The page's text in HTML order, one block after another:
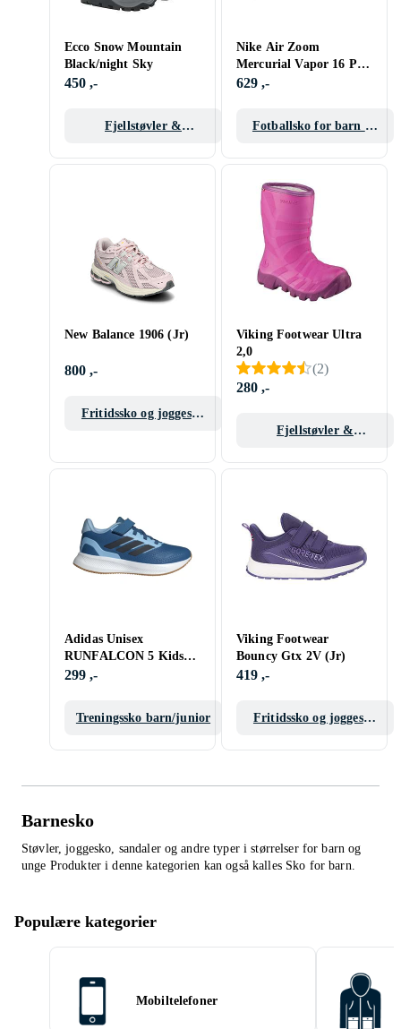
Ecco Snow Mountain
Black/night Sky
450 ,-
Fjellstøvler &
Nike Air Zoom
Mercurial Vapor 16 Pro
FG (Jr)
629 ,-
Fotballsko for barn og
New Balance 1906 (Jr)
800 ,-
Fritidssko og joggesko
Viking Footwear Ultra
2,0
(2)
280 ,-
Fjellstøvler &
Adidas Unisex
RUNFALCON 5 Kids
Shoes UK
BLACK/PINK/SILVER
299 ,-
Treningssko barn/junior
Viking Footwear
Bouncy Gtx 2V (Jr)
419 ,-
Fritidssko og joggesko
Barnesko
Støvler, joggesko, sandaler og andre typer i størrelser for barn og
unge Produkter i denne kategorien kan også kalles Sko for barn
Populære kategorier
Mobiltelefoner